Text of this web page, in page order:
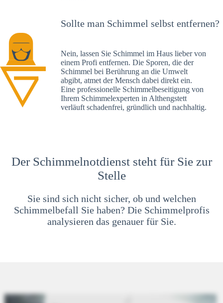
Sollte man Schimmel selbst entfernen?
Nein, lassen Sie Schimmel im Haus lieber von
einem Profi entfernen. Die Sporen, die der
Schimmel bei Berührung an die Umwelt
abgibt, atmet der Mensch dabei direkt ein.
Eine professionelle Schimmelbeseitigung von
Ihrem Schimmelexperten in Althengstett
verläuft schadenfrei, gründlich und nachhaltig.
Der Schimmelnotdienst steht für Sie zur
Stelle
Sie sind sich nicht sicher, ob und welchen
Schimmelbefall Sie haben? Die Schimmelprofis
analysieren das genauer für Sie.